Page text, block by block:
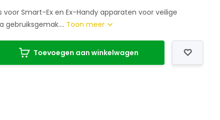
Smart-Ex en Ex-Handy apparaten voor veilige
gebruiksgemak.... Toon meer
Toevoegen aan winkelwagen